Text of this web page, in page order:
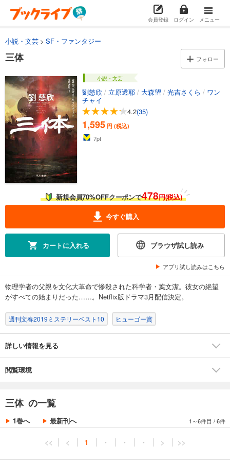
会員登録 ログイン メニュー
小説・文芸 SF・ファンタジー
三体 フォロー
小説・文芸
劉慈欣 / 立原透耶 / 大森望 / 光吉さくら / ワン
チャイ
4.2(35)
1,595 円 (税込)
7pt
新規会員70%OFFクーポンで478円(税込)
今すぐ購入
カートに入れる ブラウザ試し読み
アプリ試し読みはこちら
物理学者の父親を文化大革命で惨殺された科学者・葉文潔。彼女の絶望
がすべての始まりだった……。Netflix版ドラマ3月配信決定。
週刊文春2019ミステリーベスト10 ヒューゴー賞
詳しい情報を見る
閲覧環境
三体 の一覧
1巻へ 最新刊へ 1～6件目 /6件
<< < 1 ・ ・ ・ > >>